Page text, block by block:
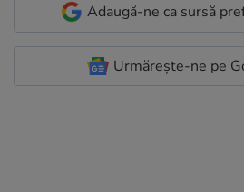
Adaugă-ne ca sursă
Urmărește-ne pe